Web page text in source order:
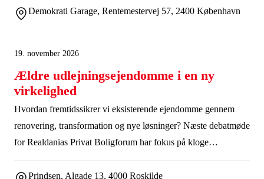
Ejerboligforum.
Demokrati Garage, Rentemestervej 57, 2400 København
19. november 2026
Ældre udlejningsejendomme i en ny
virkelighed
Hvordan fremtidssikrer vi eksisterende ejendomme gennem
renovering, transformation og nye løsninger? Næste debatmøde
for Realdanias Privat Boligforum har fokus på kloge
med rundvisning i Gråbrødre Hus - en skole omdannet til
Prindsen, Algade 13, 4000 Roskilde